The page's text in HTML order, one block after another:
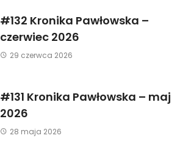
#132 Kronika Pawłowska –
czerwiec 2026
29 czerwca 2026
#131 Kronika Pawłowska – maj
2026
28 maja 2026